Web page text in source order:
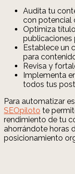
Audita tu
con potencial
Optimiza
publicaciones
Establece un
para
Revisa y
Implementa
todos tus
Para automatizar
SEOpiloto te
rendimiento de tu
ahorrándote horas
posicionamiento